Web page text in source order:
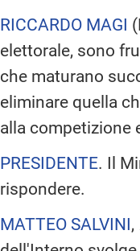
RICCARDO MAGI (
elettorale, sono
che maturano
eliminare quella
alla competizione
PRESIDENTE. Il
rispondere.
MATTEO SALVINI,